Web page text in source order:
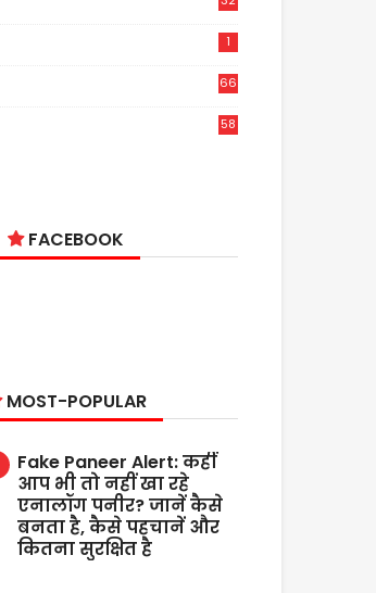
1
66
58
FACEBOOK
MOST-POPULAR
Fake Paneer Alert: कहीं
आप भी तो नहीं खा रहे
एनालॉग पनीर? जानें कैसे
बनता है, कैसे पहचानें और
कितना सुरक्षित है